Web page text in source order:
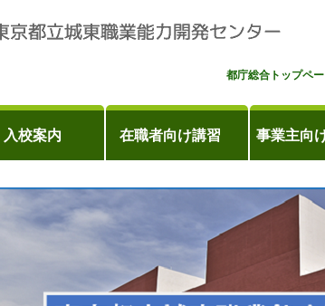
入校案内 在職者向け講習 事業主向
都庁総合トップペ